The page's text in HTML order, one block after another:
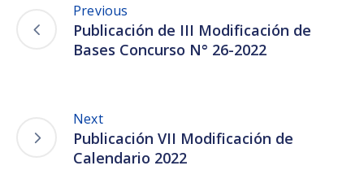
Previous
Publicación de III Modificación de
Bases Concurso N° 26-2022
Next
Publicación VII Modificación de
Calendario 2022